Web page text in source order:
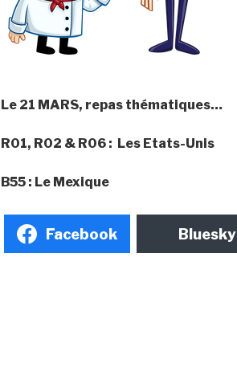
Le 21 MARS, repas thématiques…
R01, R02 & R06 : Les Etats-Unis
B55 : Le Mexique
Facebook Bluesky